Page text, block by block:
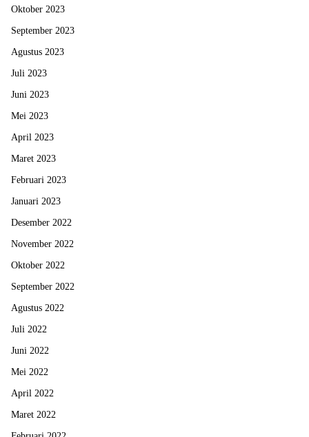
Oktober 2023
September 2023
Agustus 2023
Juli 2023
Juni 2023
Mei 2023
April 2023
Maret 2023
Februari 2023
Januari 2023
Desember 2022
November 2022
Oktober 2022
September 2022
Agustus 2022
Juli 2022
Juni 2022
Mei 2022
April 2022
Maret 2022